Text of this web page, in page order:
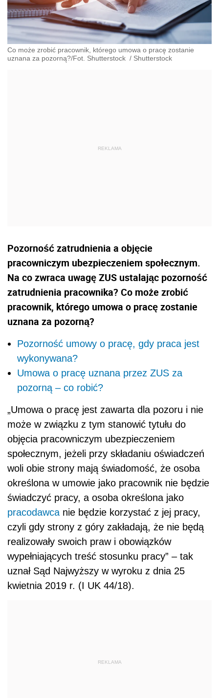
Co może zrobić pracownik, którego umowa o pracę zostanie
uznana za pozorną?/Fot. Shutterstock / Shutterstock
Pozorność zatrudnienia a objęcie
pracowniczym ubezpieczeniem społecznym.
Na co zwraca uwagę ZUS ustalając pozorność
zatrudnienia pracownika? Co może zrobić
pracownik, którego umowa o pracę zostanie
uznana za pozorną?
Pozorność umowy o pracę, gdy praca jest
wykonywana?
Umowa o pracę uznana przez ZUS za
pozorną – co robić?
„Umowa o pracę jest zawarta dla pozoru i nie
może w związku z tym stanowić tytułu do
objęcia pracowniczym ubezpieczeniem
społecznym, jeżeli przy składaniu oświadczeń
woli obie strony mają świadomość, że osoba
określona w umowie jako pracownik nie będzie
świadczyć pracy, a osoba określona jako
pracodawca nie będzie korzystać z jej pracy,
czyli gdy strony z góry zakładają, że nie będą
realizowały swoich praw i obowiązków
wypełniających treść stosunku pracy” – tak
uznał Sąd Najwyższy w wyroku z dnia 25
kwietnia 2019 r. (I UK 44/18).
REKLAMA